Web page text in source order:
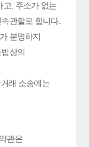
고, 주소가 없는
관할로 합니다.
분명하지
상의
래 소송에는
관은